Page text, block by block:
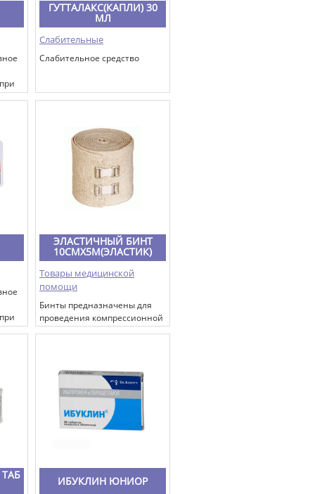
ГУТТАЛАКС(КАПЛИ) 30
МЛ
Слабительные
Слабительное средство
ЭЛАСТИЧНЫЙ БИНТ
10СМХ5М(ЭЛАСТИК)
Товары медицинской
помощи
Бинты предназначены для
проведения компрессионной
терапии в целях
ИБУКЛИН ЮНИОР